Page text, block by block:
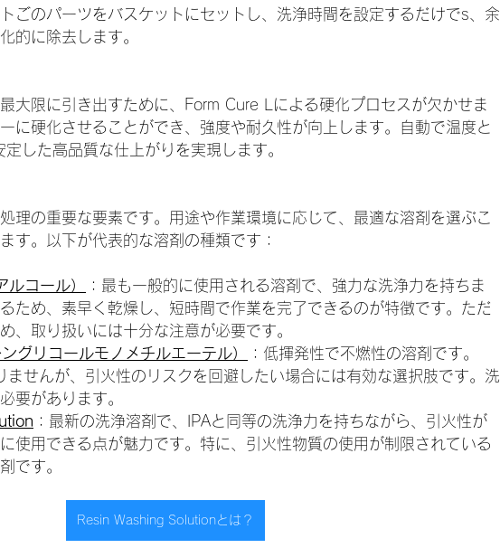
ごのパーツをバスケットにセットし、洗浄時間を設定するだけでs、余
的に除去します。
大限に引き出すために、Form Cure Lによる硬化プロセスが欠かせま
に硬化させることができ、強度や耐久性が向上します。自動で温度と
した高品質な仕上がりを実現します。
理の重要な要素です。用途や作業環境に応じて、最適な溶剤を選ぶこ
す。以下が代表的な溶剤の種類です：
ルコール）
：最も一般的に使用される溶剤で、強力な洗浄力を持ちま
ため、素早く乾燥し、短時間で作業を完了できるのが特徴です。ただ
、取り扱いには十分な注意が必要です。
グリコールモノメチルエーテル）
：低揮発性で不燃性の溶剤です。
ませんが、引火性のリスクを回避したい場合には有効な選択肢です。洗
要があります。
：最新の洗浄溶剤で、IPAと同等の洗浄力を持ちながら、引火性が
使用できる点が魅力です。特に、引火性物質の使用が制限されている
です。
Resin Washing Solutionとは？